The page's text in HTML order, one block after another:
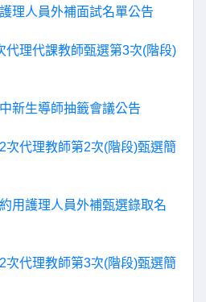
理人員外補面試名單公告
代理代課教師甄選第3次(階段)
新生導師抽籤會議公告
次代理教師第2次(階段)甄選簡
用護理人員外補甄選錄取名
次代理教師第3次(階段)甄選簡